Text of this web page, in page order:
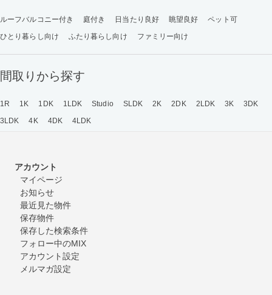
ルーフバルコニー付き 庭付き 日当たり良好 眺望良好
ペット可
ひとり暮らし向け
ふたり暮らし向け ファミリー向け
間取りから探す
1R 1K 1DK 1LDK Studio SLDK 2K 2DK 2LDK 3K
3DK
3LDK
4K 4DK 4LDK
アカウント
マイページ
お知らせ
最近見た物件
保存物件
保存した検索条件
フォロー中のMIX
アカウント設定
メルマガ設定